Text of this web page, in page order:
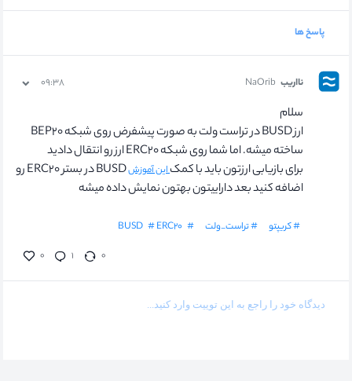
پاسخ ها
نااریب NaOrib ۰۹:۳۸
سلام
ارز BUSD در تراست ولت به صورت پیشفرض روی شبکه BEP۲۰
ساخته میشه. اما شما روی شبکه ERC۲۰ ارز رو انتقال دادید
برای بازیابی ارزتون باید با کمکاین آموزش
BUSD در بستر ERC۲۰ رو
اضافه کنید بعد داراییتون بهتون نمایش داده میشه
# کریپتو # تراست_ولت # BUSD # ERC۲۰
۰ ۱ ۰